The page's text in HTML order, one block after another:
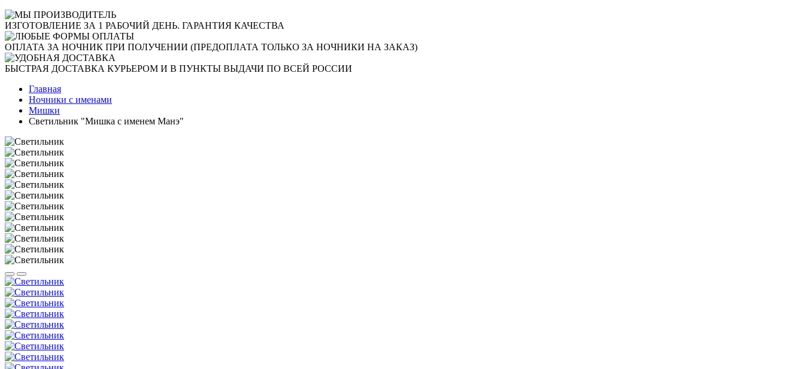
ИЗГОТОВЛЕНИЕ ЗА 1 РАБОЧИЙ ДЕНЬ. ГАРАНТИЯ КАЧЕСТВА
ОПЛАТА ЗА НОЧНИК ПРИ ПОЛУЧЕНИИ (ПРЕДОПЛАТА ТОЛЬКО ЗА НОЧНИКИ НА ЗАКАЗ)
БЫСТРАЯ ДОСТАВКА КУРЬЕРОМ И В ПУНКТЫ ВЫДАЧИ ПО ВСЕЙ РОССИИ
Главная
Ночники с именами
Мишки
Светильник "Мишка с именем Манэ"